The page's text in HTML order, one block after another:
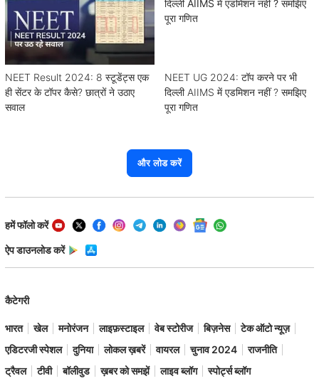
NEET Result 2024: 8 स्टूडेंट्स एक
ही सेंटर के टॉपर कैसे? छात्रों ने उठाए
सवाल
NEET UG 2024: टॉप करने पर भी
दिल्ली AIIMS में एडमिशन नहीं ? समझिए
पूरा गणित
और लोड करें
हमें फॉलो करें
ऐप डाउनलोड करें
कैटेगरी
भारत खेल मनोरंजन लाइफ़स्टाइल वेब स्टोरीज बिज़नेस
टेक ऑटो न्यूज़
एडिटरजी स्पेशल
दुनिया लोकल ख़बरें वायरल चुनाव 2024
राजनीति
ट्रैवल
टीवी बॉलीवुड ख़बर को समझें लाइव ब्लॉग स्पोर्ट्स ब्लॉग